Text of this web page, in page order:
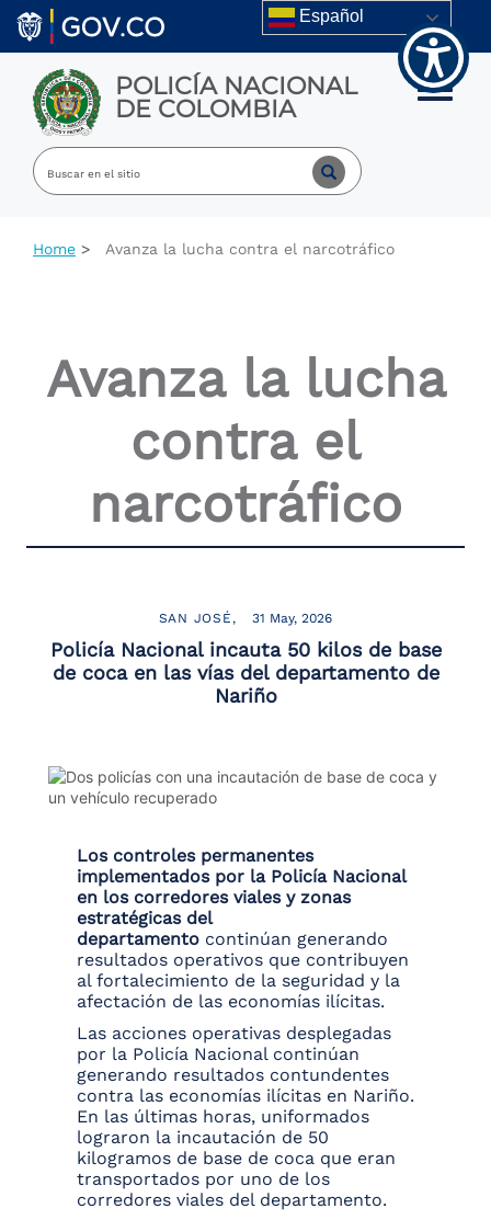
Welcome
All
Accessibility
screen
reader.
reader
Skip to main content Español
POLICÍA NACIONAL
DE COLOMBIA Toggle
Home Avanza la lucha contra el narcotráfico
Avanza la lucha
contra el
narcotráfico
SAN JOSÉ 31 May, 2026
Policía Nacional incauta 50 kilos de base
de coca en las vías del departamento de
Nariño
Los controles permanentes
implementados por la Policía Nacional
en los corredores viales y zonas
estratégicas del
departamento continúan generando
resultados operativos que contribuyen
al fortalecimiento de la seguridad y la
afectación de las economías ilícitas.
Las acciones operativas desplegadas
por la Policía Nacional continúan
generando resultados contundentes
contra las economías ilícitas en Nariño.
En las últimas horas, uniformados
lograron la incautación de 50
kilogramos de base de coca que eran
transportados por uno de los
corredores viales del departamento.